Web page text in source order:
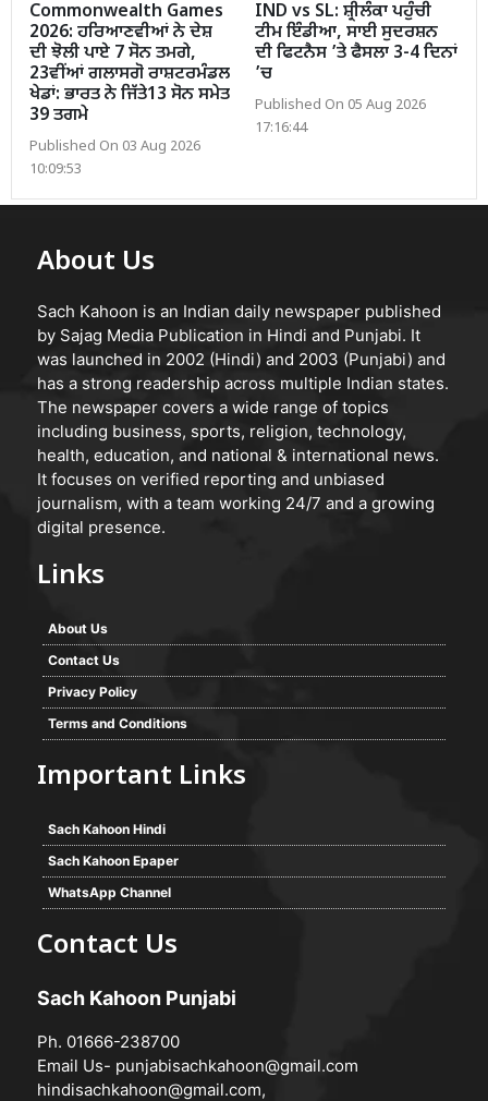
Commonwealth Games
2026: ਹਰਿਆਣਵੀਆਂ ਨੇ ਦੇਸ਼
ਦੀ ਝੋਲੀ ਪਾਏ 7 ਸੋਨ ਤਮਗੇ,
23ਵੀਂਆਂ ਗਲਾਸਗੋ ਰਾਸ਼ਟਰਮੰਡਲ
ਖੇਡਾਂ: ਭਾਰਤ ਨੇ ਜਿੱਤੇ13 ਸੋਨ ਸਮੇਤ
39 ਤਗਮੇ
Published On 03 Aug 2026
10:09:53
IND vs SL: ਸ਼੍ਰੀਲੰਕਾ ਪਹੁੰਚੀ
ਟੀਮ ਇੰਡੀਆ, ਸਾਈ ਸੁਦਰਸ਼ਨ
ਦੀ ਫਿਟਨੈਸ ’ਤੇ ਫੈਸਲਾ 3-4 ਦਿਨਾਂ
’ਚ
Published On 05 Aug 2026
17:16:44
About Us
Sach Kahoon is an Indian daily newspaper published
by Sajag Media Publication in Hindi and Punjabi. It
was launched in 2002 (Hindi) and 2003 (Punjabi) and
has a strong readership across multiple Indian states.
The newspaper covers a wide range of topics
including business, sports, religion, technology,
health, education, and national & international news.
It focuses on verified reporting and unbiased
journalism, with a team working 24/7 and a growing
digital presence.
Links
About Us
Contact Us
Privacy Policy
Terms and Conditions
Important Links
Sach Kahoon Hindi
Sach Kahoon Epaper
WhatsApp Channel
Contact Us
Sach Kahoon Punjabi
Ph. 01666-238700
Email Us- punjabisachkahoon@gmail.com
hindisachkahoon@gmail.com,